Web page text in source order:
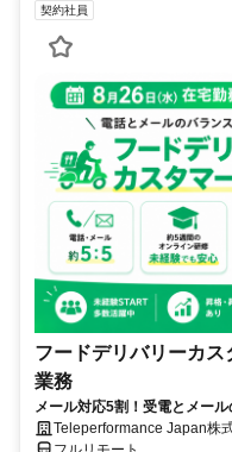
契約社員
フードデリバリーカ
業務
メール対応5割！受電とメー
Teleperformance Japan株